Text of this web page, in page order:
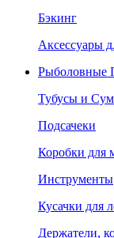
Бэкинг
Аксессуары
Рыболовные
Тубусы и
Подсачеки
Коробки для
Инструменты
Кусачки для
Держатели,